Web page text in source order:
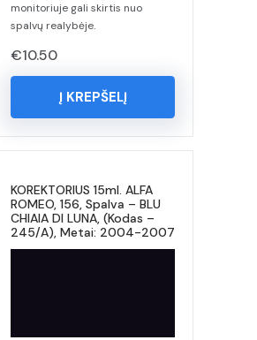
monitoriuje gali skirtis nuo
spalvų realybėje.
€10.50
Į KREPŠELĮ
KOREKTORIUS 15ml. ALFA
ROMEO, 156, Spalva – BLU
CHIAIA DI LUNA, (Kodas –
245/A), Metai: 2004-2007